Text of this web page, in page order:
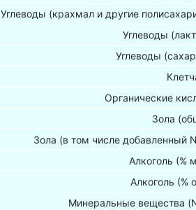
Углеводы (крахмал и другие
Углеводы
Углеводы
Органические
Зола
Зола (в том числе добавленный
Алкоголь (%
Алкоголь (%
Минеральные вещества